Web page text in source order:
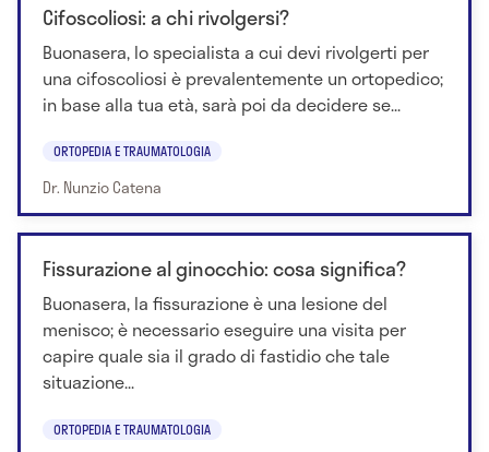
Cifoscoliosi: a chi rivolgersi?
Buonasera, lo specialista a cui devi rivolgerti per
una cifoscoliosi è prevalentemente un ortopedico;
in base alla tua età, sarà poi da decidere se...
ORTOPEDIA E TRAUMATOLOGIA
Dr. Nunzio Catena
Fissurazione al ginocchio: cosa significa?
Buonasera, la fissurazione è una lesione del
menisco; è necessario eseguire una visita per
capire quale sia il grado di fastidio che tale
situazione...
ORTOPEDIA E TRAUMATOLOGIA